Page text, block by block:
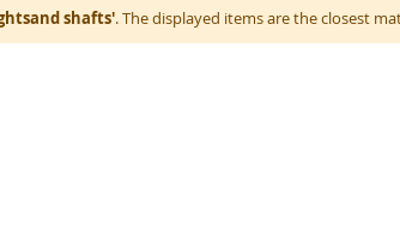
shafts'. The displayed items are the closest